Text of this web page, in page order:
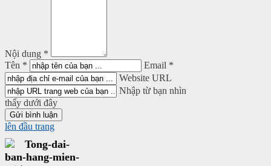
Nội dung *
Tên *
Email *
Website URL
Nhập từ bạn nhìn
thấy dưới đây
lên đầu trang